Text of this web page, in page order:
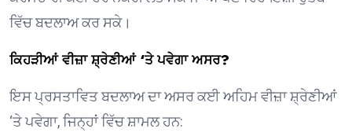
ਵਿੱਚ ਬਦਲਾਅ ਕਰ ਸਕੇ।
ਕਿਹੜੀਆਂ ਵੀਜ਼ਾ ਸ਼੍ਰੇਣੀਆਂ ‘ਤੇ ਪਵੇਗਾ ਅਸਰ?
ਇਸ ਪ੍ਰਸਤਾਵਿਤ ਬਦਲਾਅ ਦਾ ਅਸਰ ਕਈ ਅਹਿਮ ਵੀਜ਼ਾ ਸ਼੍ਰੇਣੀਆਂ
‘ਤੇ ਪਵੇਗਾ, ਜਿਨ੍ਹਾਂ ਵਿੱਚ ਸ਼ਾਮਲ ਹਨ: